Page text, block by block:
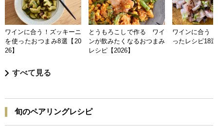
ワインに合う！ズッキーニ
を使ったおつまみ8選【20
26】
とうもろこしで作る ワイ
ンが飲みたくなるおつまみ
レシピ【2026】
ワインに合う
ったレシピ18
すべて見る
旬のペアリングレシピ